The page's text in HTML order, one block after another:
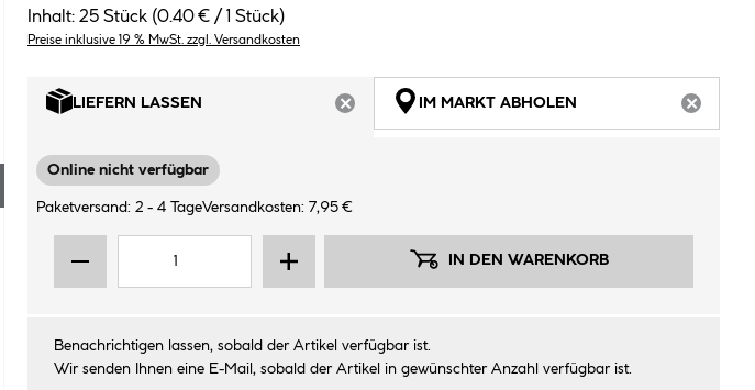
Inhalt: 25 Stück (0.40 € / 1 Stück)
Preise inklusive 19 % MwSt. zzgl. Versandkosten
LIEFERN LASSEN
ARTIKEL NICHT VERFÜGBAR
IM MARKT ABHOLEN
Online nicht verfügbar
Paketversand: 2 - 4 TageVersandkosten: 7,95 €
IN DEN WARENKORB
Benachrichtigen lassen, sobald der Artikel verfügbar ist.
Wir senden Ihnen eine E-Mail, sobald der Artikel in gewünschter Anzahl verfügbar ist.